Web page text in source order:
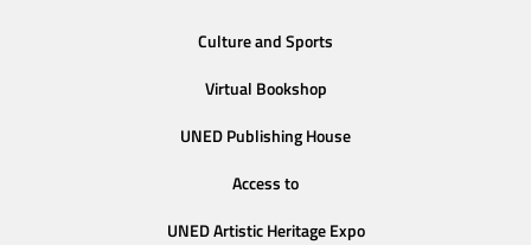
Culture and Sports
Virtual Bookshop
UNED Publishing House
Access to
UNED Artistic Heritage Expo